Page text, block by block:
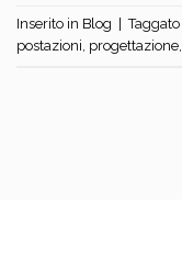
Inserito in Blog Taggato
postazioni progettazione